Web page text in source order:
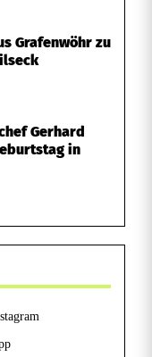
Grafenwöhr zu
Gerhard
in